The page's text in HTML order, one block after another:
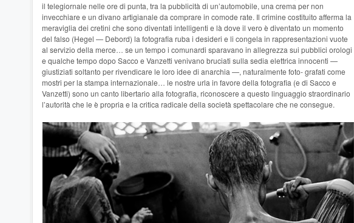
il telegiornale nelle ore di punta, tra la pubblicità di un’automobile, una crema per non
invecchiare e un divano artigianale da comprare in comode rate. Il crimine costituito afferma la
meraviglia dei cretini che sono diventati intelligenti e là dove il vero è diventato un momento
del falso (Hegel — Debord) la fotografia ruba i desideri e li congela in rappresentazioni vuote
al servizio della merce… se un tempo i comunardi sparavano in allegrezza sui pubblici orologi
e qualche tempo dopo Sacco e Vanzetti venivano bruciati sulla sedia elettrica innocenti —
giustiziati soltanto per rivendicare le loro idee di anarchia —, naturalmente foto- grafati come
mostri per la stampa internazionale… le nostre urla in favore della fotografia (e di Sacco e
Vanzetti) sono un canto libertario alla fotografia, riconoscere a questo linguaggio straordinario
l’autorità che le è propria e la critica radicale della società spettacolare che ne consegue.